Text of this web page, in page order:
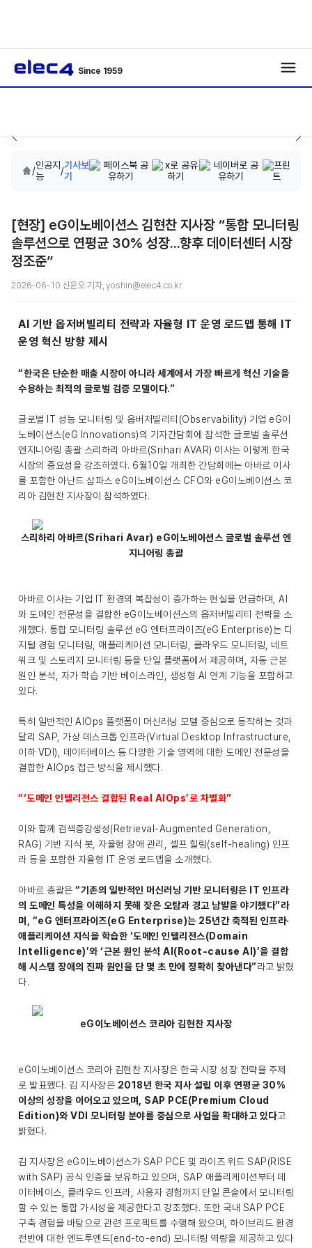
Since 1959
/인공지
능
/기사보
기
[현장] eG이노베이션스 김현찬 지사장 “통합 모니터링
솔루션으로 연평균 30% 성장...향후 데이터센터 시장
정조준”
2026-06-10 신윤오 기자, yoshin@elec4.co.kr
AI 기반 옵저버빌리티 전략과 자율형 IT 운영 로드맵 통해 IT
운영 혁신 방향 제시
“한국은 단순한 매출 시장이 아니라 세계에서 가장 빠르게 혁신 기술을
수용하는 최적의 글로벌 검증 모델이다.”
글로벌 IT 성능 모니터링 및 옵버저빌리티(Observability) 기업 eG이
노베이션스(eG Innovations)의 기자간담회에 참석한 글로벌 솔루션
엔지니어링 총괄 스리하리 아바르(Srihari AVAR) 이사는 이렇게 한국
시장의 중요성을 강조하였다. 6월10일 개최한 간담회에는 아바르 이사
를 포함한 아난드 삼파스 eG이노베이션스 CFO와 eG이노베이션스 코
리아 김현찬 지사장이 참석하였다.
스리하리 아바르(Srihari Avar) eG이노베이션스 글로벌 솔루션 엔
지니어링 총괄
아바르 이사는 기업 IT 환경의 복잡성이 증가하는 현실을 언급하며, AI
와 도메인 전문성을 결합한 eG이노베이션스의 옵저버빌리티 전략을 소
개했다. 통합 모니터링 솔루션 eG 엔터프라이즈(eG Enterprise)는 디
지털 경험 모니터링, 애플리케이션 모니터링, 클라우드 모니터링, 네트
워크 및 스토리지 모니터링 등을 단일 플랫폼에서 제공하며, 자동 근본
원인 분석, 자가 학습 기반 베이스라인, 생성형 AI 연계 기능을 포함하고
있다.
특히 일반적인 AIOps 플랫폼이 머신러닝 모델 중심으로 동작하는 것과
달리 SAP, 가상 데스크톱 인프라(Virtual Desktop Infrastructure,
이하 VDI), 데이터베이스 등 다양한 기술 영역에 대한 도메인 전문성을
결합한 AIOps 접근 방식을 제시했다.
“‘도메인 인텔리전스 결합된 Real AIOps’로 차별화”
이와 함께 검색증강생성(Retrieval-Augmented Generation,
RAG) 기반 지식 봇, 자율형 장애 관리, 셀프 힐링(self-healing) 인프
라 등을 포함한 자율형 IT 운영 로드맵을 소개했다.
아바르 총괄은 “기존의 일반적인 머신러닝 기반 모니터링은 IT 인프라
의 도메인 특성을 이해하지 못해 잦은 오탐과 경고 남발을 야기했다”라
며, “eG 엔터프라이즈(eG Enterprise)는 25년간 축적된 인프라·
애플리케이션 지식을 학습한 ‘도메인 인텔리전스(Domain
Intelligence)’와 ‘근본 원인 분석 AI(Root-cause AI)’을 결합
해 시스템 장애의 진짜 원인을 단 몇 초 만에 정확히 찾아낸다”라고 밝혔
다.
eG이노베이션스 코리아 김현찬 지사장
eG이노베이션스 코리아 김현찬 지사장은 한국 시장 성장 전략을 주제
로 발표했다. 김 지사장은 2018년 한국 지사 설립 이후 연평균 30%
이상의 성장을 이어오고 있으며, SAP PCE(Premium Cloud
Edition)와 VDI 모니터링 분야를 중심으로 사업을 확대하고 있다고
밝혔다.
김 지사장은 eG이노베이션스가 SAP PCE 및 라이즈 위드 SAP(RISE
with SAP) 공식 인증을 보유하고 있으며, SAP 애플리케이션부터 데
이터베이스, 클라우드 인프라, 사용자 경험까지 단일 콘솔에서 모니터링
할 수 있는 통합 가시성을 제공한다고 강조했다. 또한 국내 SAP PCE
구축 경험을 바탕으로 관련 프로젝트를 수행해 왔으며, 하이브리드 환경
전반에 대한 엔드투엔드(end-to-end) 모니터링 역량을 제공하고 있다